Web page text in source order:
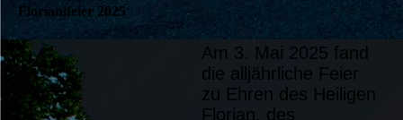
Florianifeier 2025
20250503_215907
Am 3. Mai 2025 fand
die alljährliche Feier
zu Ehren des Heiligen
Florian, des